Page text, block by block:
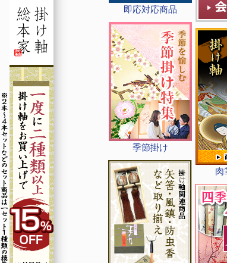
即応対応商品
季節掛け
肉